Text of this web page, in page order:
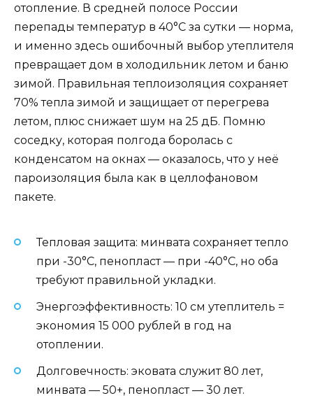
отопление. В средней полосе России
перепады температур в 40°C за сутки — норма,
и именно здесь ошибочный выбор утеплителя
превращает дом в холодильник летом и баню
зимой. Правильная теплоизоляция сохраняет
70% тепла зимой и защищает от перегрева
летом, плюс снижает шум на 25 дБ. Помню
соседку, которая полгода боролась с
конденсатом на окнах — оказалось, что у неё
пароизоляция была как в целлофановом
пакете.
Тепловая защита: минвата сохраняет тепло
при -30°C, пенопласт — при -40°C, но оба
требуют правильной укладки.
Энергоэффективность: 10 см утеплитель =
экономия 15 000 рублей в год на
отоплении.
Долговечность: эковата служит 80 лет,
минвата — 50+, пенопласт — 30 лет.